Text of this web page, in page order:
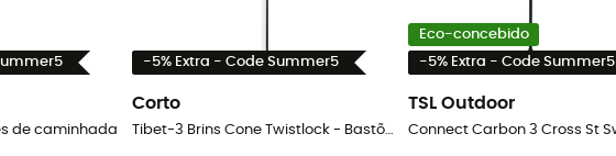
de caminhada
-5% Extra - Code Summer5
Corto
Tibet-3 Brins Cone Twistlock - Bastões de caminhada
Eco-concebido
-5% Extra - Code Summer5
TSL Outdoor